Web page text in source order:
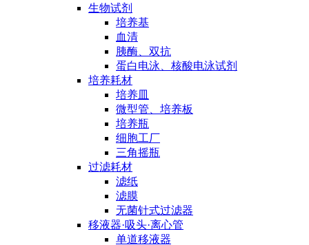
生物试剂
培养基
血清
胰酶、双抗
蛋白电泳、核酸电泳试剂
培养耗材
培养皿
微型管、培养板
培养瓶
细胞工厂
三角摇瓶
过滤耗材
滤纸
滤膜
无菌针式过滤器
移液器·吸头·离心管
单道移液器